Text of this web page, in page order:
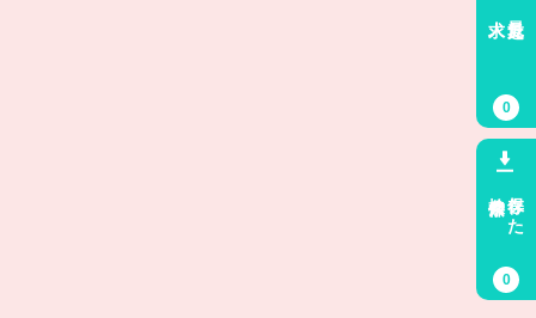
最近見た
0
保存した
0